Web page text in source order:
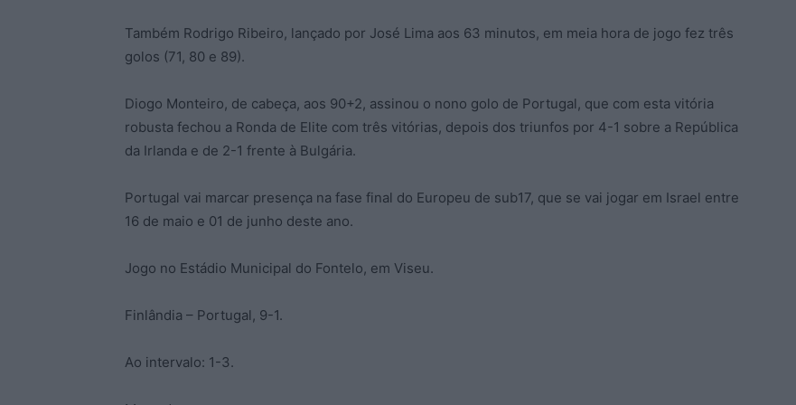
Também Rodrigo Ribeiro, lançado por José Lima aos 63 minutos, em meia hora de jogo fez três
golos (71, 80 e 89).
Diogo Monteiro, de cabeça, aos 90+2, assinou o nono golo de Portugal, que com esta vitória
robusta fechou a Ronda de Elite com três vitórias, depois dos triunfos por 4-1 sobre a República
da Irlanda e de 2-1 frente à Bulgária.
Portugal vai marcar presença na fase final do Europeu de sub17, que se vai jogar em Israel entre
16 de maio e 01 de junho deste ano.
Jogo no Estádio Municipal do Fontelo, em Viseu.
Finlândia – Portugal, 9-1.
Ao intervalo: 1-3.